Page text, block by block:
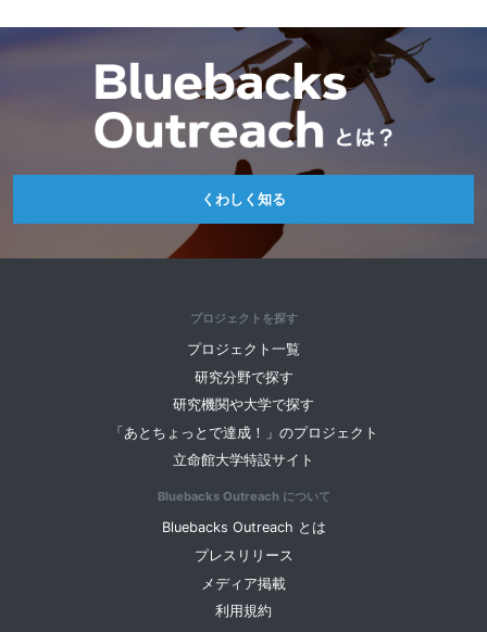
くわしく知る
プロジェクトを探す
プロジェクト一覧
研究分野で探す
研究機関や大学で探す
「あとちょっとで達成！」のプロジェクト
立命館大学特設サイト
Bluebacks Outreach について
Bluebacks Outreach とは
プレスリリース
メディア掲載
利用規約